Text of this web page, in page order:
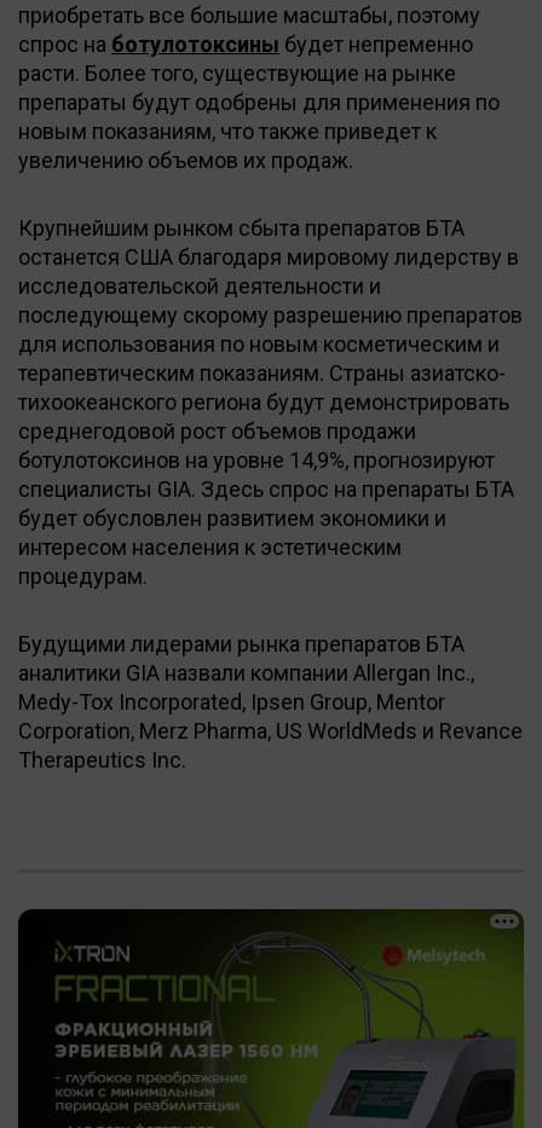
приобретать все большие масштабы, поэтому
спрос на ботулотоксины будет непременно
расти. Более того, существующие на рынке
препараты будут одобрены для применения по
новым показаниям, что также приведет к
увеличению объемов их продаж.
Крупнейшим рынком сбыта препаратов БТА
останется США благодаря мировому лидерству в
исследовательской деятельности и
последующему скорому разрешению препаратов
для использования по новым косметическим и
терапевтическим показаниям. Страны азиатско-
тихоокеанского региона будут демонстрировать
среднегодовой рост объемов продажи
ботулотоксинов на уровне 14,9%, прогнозируют
специалисты GIA. Здесь спрос на препараты БТА
будет обусловлен развитием экономики и
интересом населения к эстетическим
процедурам.
Будущими лидерами рынка препаратов БТА
аналитики GIA назвали компании Allergan Inc.,
Medy-Tox Incorporated, Ipsen Group, Mentor
Corporation, Merz Pharma, US WorldMeds и Revance
Therapeutics Inc.